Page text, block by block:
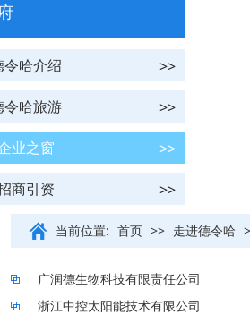
令哈介绍
令哈旅游
业之窗
商引资
当前位置: 首页 >> 走进德令哈
广润德生物科技有限责任公司
浙江中控太阳能技术有限公司